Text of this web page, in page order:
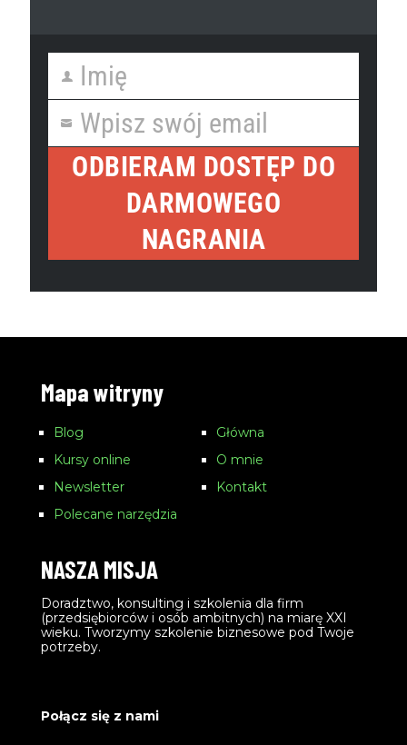
First
Name
Imię
Your
email
Wpisz swój email
ODBIERAM DOSTĘP DO
DARMOWEGO
NAGRANIA
Mapa witryny
Blog
Kursy online
Newsletter
Polecane narzędzia
Główna
O mnie
Kontakt
NASZA MISJA
Doradztwo, konsulting i szkolenia dla firm
(przedsiębiorców i osób ambitnych) na miarę XXI
wieku. Tworzymy szkolenie biznesowe pod Twoje
potrzeby.
Połącz się z nami